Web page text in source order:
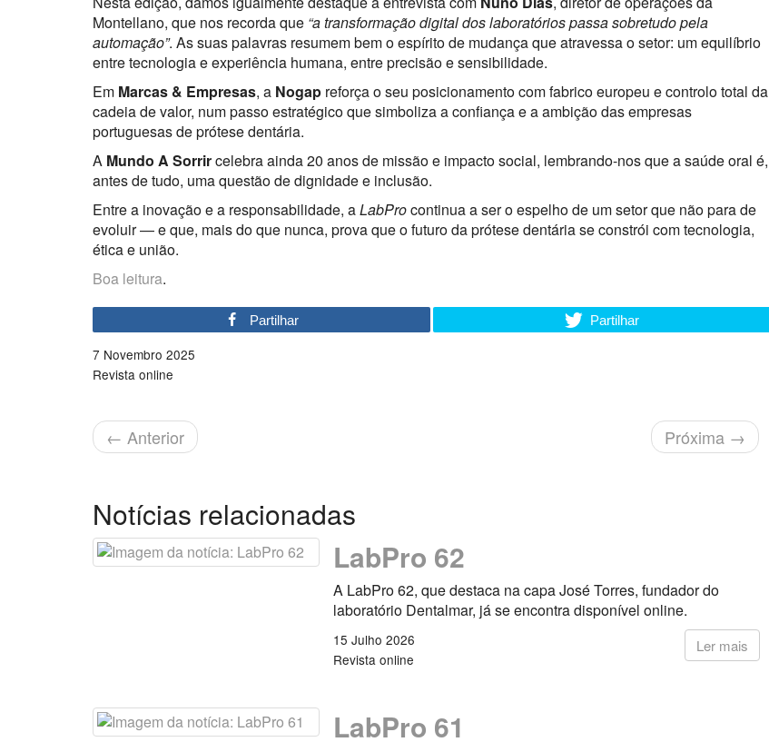
Montellano, que nos recorda que “a transformação digital dos laboratórios passa sobretudo pela
automação”. As suas palavras resumem bem o espírito de mudança que atravessa o setor: um equilíbrio
entre tecnologia e experiência humana, entre precisão e sensibilidade.
Em Marcas & Empresas, a Nogap reforça o seu posicionamento com fabrico europeu e controlo total da
cadeia de valor, num passo estratégico que simboliza a confiança e a ambição das empresas
portuguesas de prótese dentária.
A Mundo A Sorrircelebra ainda 20 anos de missão e impacto social, lembrando-nos que a saúde oral é,
antes de tudo, uma questão de dignidade e inclusão.
Entre a inovação e a responsabilidade, aLabProcontinua a ser o espelho de um setor que não para de
evoluir — e que, mais do que nunca, prova que o futuro da prótese dentária se constrói com tecnologia,
ética e união.
Boa leitura.
Partilhar Partilhar
7 Novembro 2025
Revista online
← Anterior Próxima →
Notícias relacionadas
LabPro 62
A LabPro 62, que destaca na capa José Torres, fundador do
laboratório Dentalmar, já se encontra disponível online.
Ler mais
15 Julho 2026
Revista online
LabPro 61